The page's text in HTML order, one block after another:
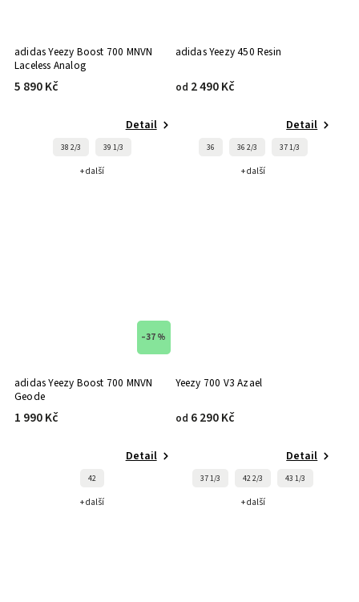
adidas Yeezy Boost 700 MNVN
Laceless Analog
5 890 Kč
Detail
38 2/3 39 1/3
+ další
adidas Yeezy 450 Resin
od 2 490 Kč
Detail
36 36 2/3 37 1/3
+ další
–37 %
adidas Yeezy Boost 700 MNVN
Geode
1 990 Kč
Detail
42
+ další
Yeezy 700 V3 Azael
od 6 290 Kč
Detail
37 1/3 42 2/3 43 1/3
+ další